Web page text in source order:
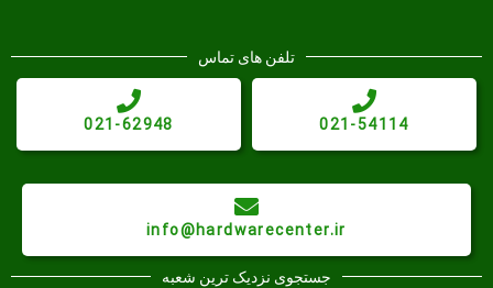
تلفن های تماس
021-54114
021-62948
info@hardwarecenter.ir
جستجوی نزدیک ترین شعبه